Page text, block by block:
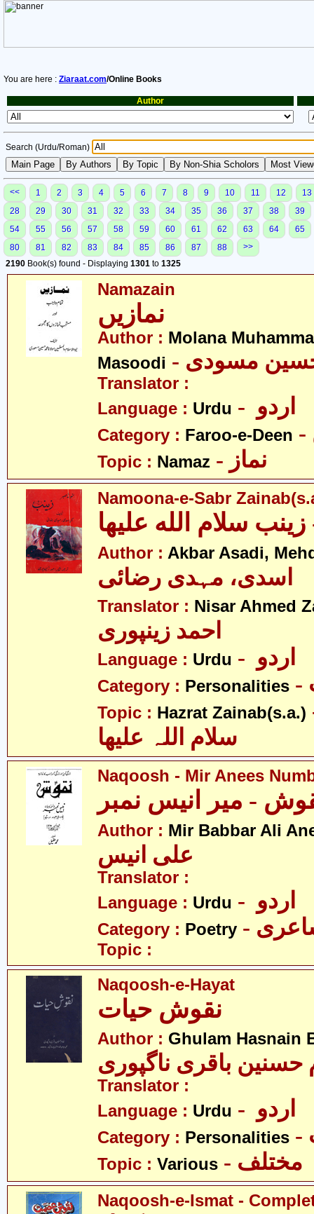
You are here : Ziaraat.com/Online Books
Author
Search (Urdu/Roman)
<< 1 2 3 4 5 6 7 8 9 10 11 12
13
28
29 30 31 32 33 34 35 36 37 38
39
54
55 56 57 58 59 60 61 62 63 64
65
80
81 82 83 84 85 86 87 88
>>
2190 Book(s) found - Displaying 1301 to 1325
Namazain
Author : Molana
Masoodi
حسین مسودی
Translator :
Language : Urdu
Category : Faroo-e-Deen
Topic : Namaz
Namoona-e-Sabr
Author : Akbar Asadi,
اسدی، مہدی رضائی
Translator : Nisar Ahmed
احمد زینپوری
Language : Urdu
Category : Personalities
Topic : Hazrat Zainab(s.a.)
سلام اللہ علیھا
Naqoosh - Mir Anees
- میر انیس نمبر
Author : Mir Babbar Ali
علی انیس
Translator :
Language : Urdu
Category : Poetry
Topic :
Naqoosh-e-Hayat
Author : Ghulam Hasnain
Translator :
Language : Urdu
Category : Personalities
Topic : Various - مختلف
Naqoosh-e-Ismat -